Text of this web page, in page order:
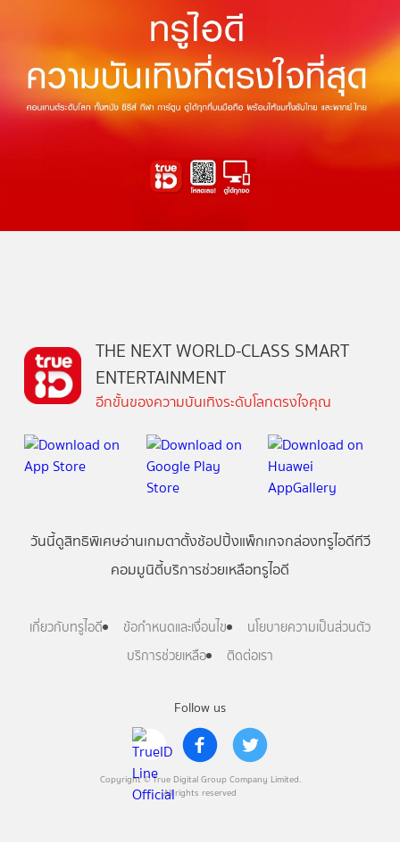
Follow us
Copyright © True Digital Group Company Limited.
All rights reserved
THE NEXT WORLD-CLASS SMART
ENTERTAINMENT
อีกขั้นของความบันเทิงระดับโลกตรงใจคุณ
วันนี้ดูสิทธิพิเศษอ่านเกมตาตั้งช้อปปิ้งแพ็กเกจกล่องทรูไอดีทีวี
คอมมูนิตี้บริการช่วยเหลือทรูไอดี
เกี่ยวกับทรูไอดี ข้อกำหนดและเงื่อนไข
นโยบายความเป็นส่วนตัว
บริการช่วยเหลือ
ติดต่อเรา